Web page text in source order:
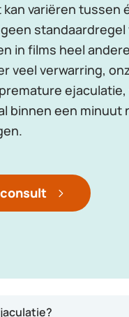
variëren tussen
in films heel
veel verwarring,
binnen een